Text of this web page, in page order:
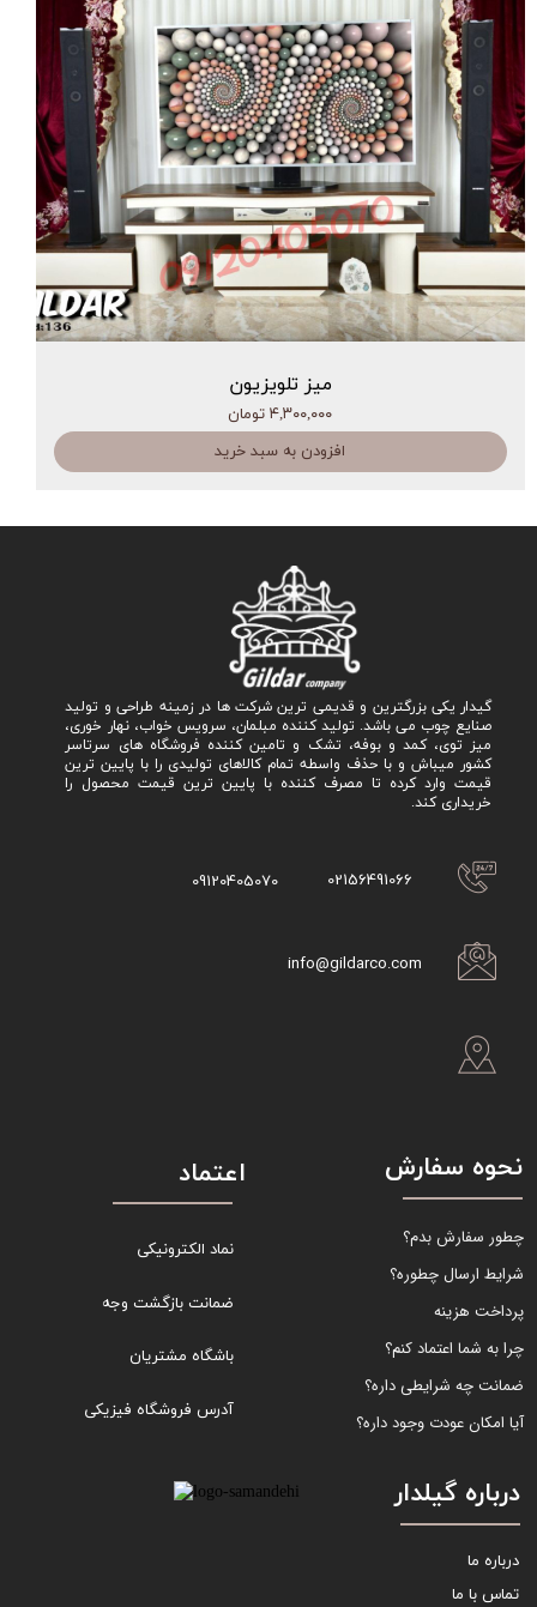
میز تلویزیون
۴,۳۰۰,۰۰۰ تومان
افزودن به سبد خرید
گیدار یکی بزرگترین و قدیمی ترین شرکت ها در زمینه طراحی و تولید
صنایع چوب می باشد. تولید کننده مبلمان، سرویس خواب، نهار خوری،
میز توی، کمد و بوفه، تشک و تامین کننده فروشگاه های سرتاسر
کشور میباش و با حذف واسطه تمام کالاهای تولیدی را با پایین ترین
قیمت وارد کرده تا مصرف کننده با پایین ترین قیمت محصول را
خریداری کند.
02156491066
09120405070
info@gildarco.com
نحوه سفارش
چطور سفارش بدم؟
شرایط ارسال چطوره؟
پرداخت هزینه
چرا به شما اعتماد کنم؟
ضمانت چه شرایطی داره؟
آیا امکان عودت وجود داره؟
اعتماد
نماد الکترونیکی
ضمانت بازگشت وجه
باشگاه مشتریان
آدرس فروشگاه فیزیکی
درباره گیلدار
درباره ما
تماس با ما